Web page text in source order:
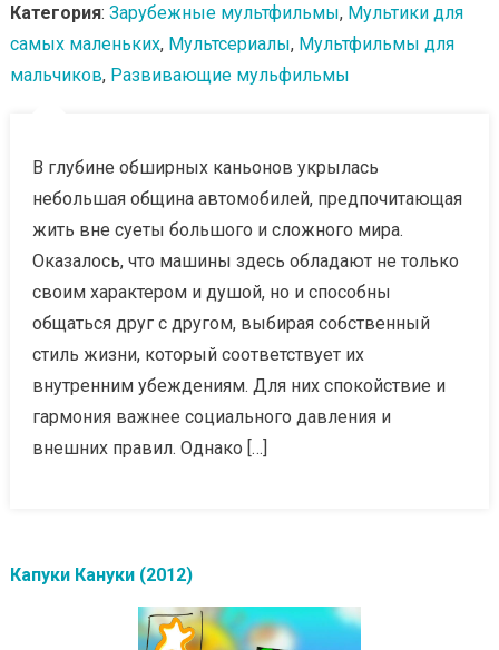
Категория: Зарубежные мультфильмы, Мультики для
самых маленьких, Мультсериалы, Мультфильмы для
мальчиков, Развивающие мульфильмы
В глубине обширных каньонов укрылась
небольшая община автомобилей, предпочитающая
жить вне суеты большого и сложного мира.
Оказалось, что машины здесь обладают не только
своим характером и душой, но и способны
общаться друг с другом, выбирая собственный
стиль жизни, который соответствует их
внутренним убеждениям. Для них спокойствие и
гармония важнее социального давления и
внешних правил. Однако […]
Капуки Кануки (2012)